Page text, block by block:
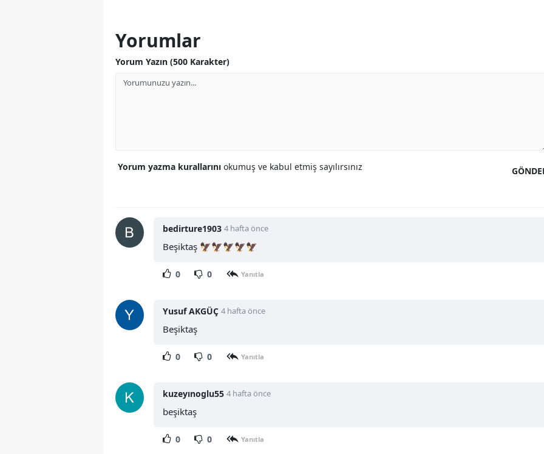
Yorumlar
Yorum Yazın (500 Karakter)
Yorum yazma kurallarını okumuş ve kabul etmiş sayılırsınız
bedirture1903 4 hafta önce
Beşiktaş 🦅🦅🦅🦅🦅
0 0 Yanıtla
Yusuf AKGÜÇ 4 hafta önce
Beşiktaş
0 0 Yanıtla
kuzeyınoglu55 4 hafta önce
beşiktaş
0 0 Yanıtla